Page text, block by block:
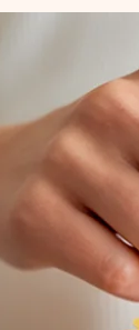
000
ger oss
bara några få